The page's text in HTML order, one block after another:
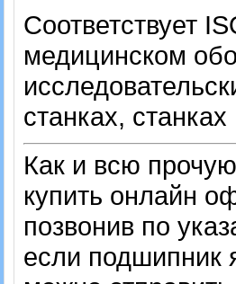
Соответствует
медицинском
станках,
Как и всю
купить онлайн
позвонив по
если подшипник